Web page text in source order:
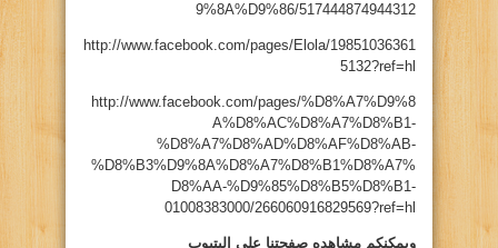
9%8A%D9%86/517444874944312
http://www.facebook.com/pages/Elola/19851036361
5132?ref=hl
http://www.facebook.com/pages/%D8%A7%D9%8
A%D8%AC%D8%A7%D8%B1-
%D8%A7%D8%AD%D8%AF%D8%AB-
%D8%B3%D9%8A%D8%A7%D8%B1%D8%A7%
D8%AA-%D9%85%D8%B5%D8%B1-
01008383000/266060916829569?ref=hl
ويمكنكم مشاهده صفحتنا على اليتيوب